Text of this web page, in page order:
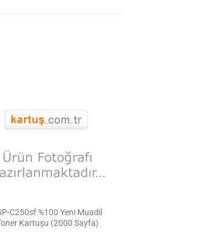
C250sf %100 Yeni Muadil
Kartuşu (2000 Sayfa)